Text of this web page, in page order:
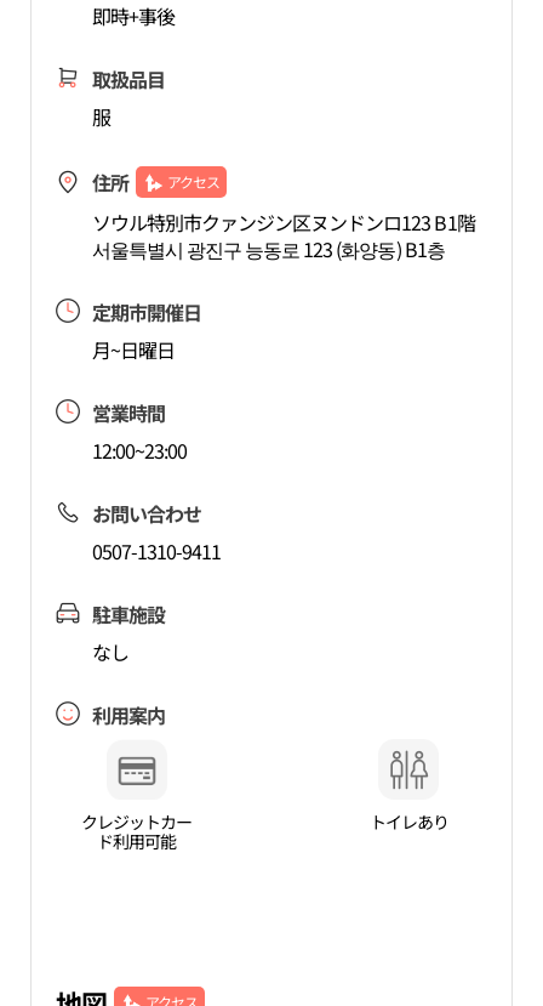
即時+事後
取扱品目
服
住所 アクセス
ソウル特別市クァンジン区ヌンドンロ123 B1階
서울특별시 광진구 능동로 123 (화양동) B1층
定期市開催日
月~日曜日
営業時間
12:00~23:00
お問い合わせ
0507-1310-9411
駐車施設
なし
利用案内
クレジットカー
ド利用可能
トイレあり
アクセス